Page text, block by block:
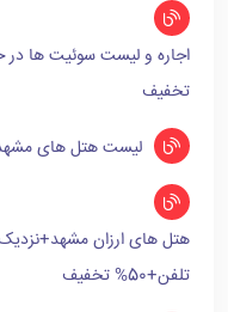
تخفیف
لیست هتل های مشهد با
هتل های ارزان
تلفن+50% تخفیف